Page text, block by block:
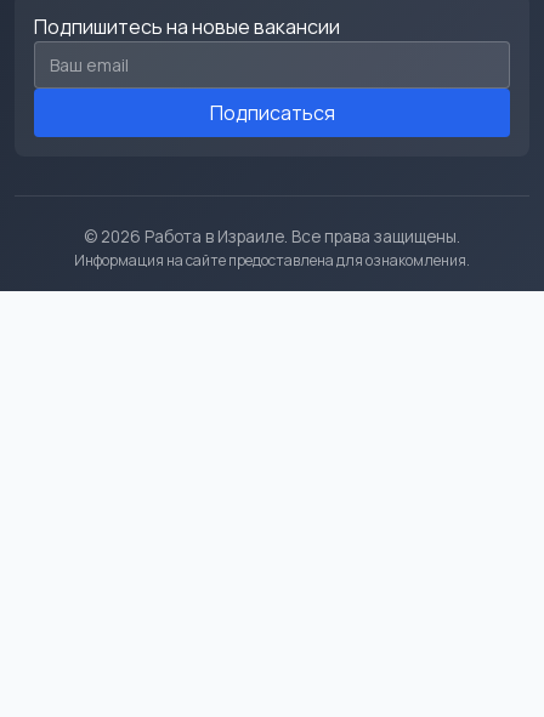
Подпишитесь на новые вакансии
Email для подписки
Подписаться
© 2026 Работа в Израиле. Все права защищены.
Информация на сайте предоставлена для ознакомления.